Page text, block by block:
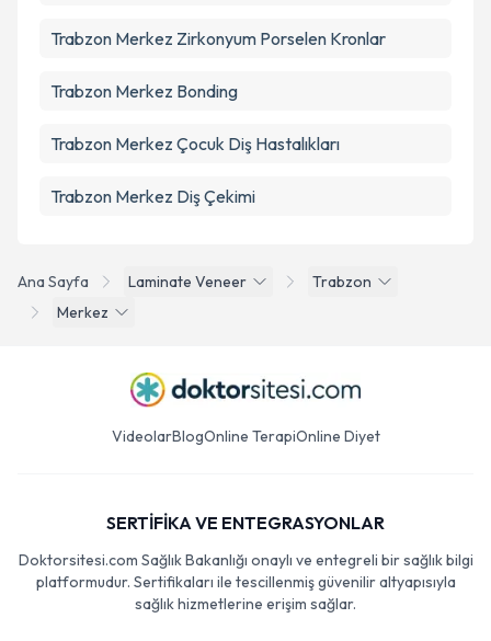
Ana Sayfa Laminate Veneer
Trabzon
Merkez
Trabzon Merkez Zirkonyum Porselen Kronlar
Trabzon Merkez Bonding
Trabzon Merkez Çocuk Diş Hastalıkları
Trabzon Merkez Diş Çekimi
VideolarBlogOnline TerapiOnline Diyet
SERTİFİKA VE ENTEGRASYONLAR
Doktorsitesi.com Sağlık Bakanlığı onaylı ve entegreli bir sağlık bilgi
platformudur. Sertifikaları ile tescillenmiş güvenilir altyapısıyla
sağlık hizmetlerine erişim sağlar.